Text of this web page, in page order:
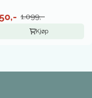
1.099,-
Kjøp